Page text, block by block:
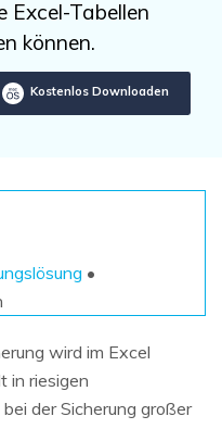
System
Testen
kostenlos
Testen
Sign In
Excel-Tabellen
können.
Kostenlos Downloaden
•
wird im Excel
in riesigen
der Sicherung großer